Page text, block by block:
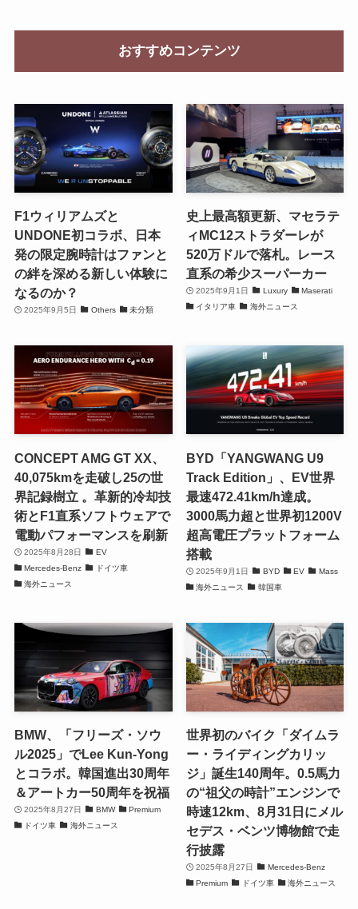
おすすめコンテンツ
F1ウィリアムズと
UNDONE初コラボ、日本
発の限定腕時計はファンと
の絆を深める新しい体験に
なるのか？
2025年9月5日 Others 未分類
史上最高額更新、マセラテ
ィMC12ストラダーレが
520万ドルで落札。レース
直系の希少スーパーカー
2025年9月1日 Luxury
Maserati
イタリア車
海外ニュース
CONCEPT AMG GT XX、
40,075kmを走破し25の世
界記録樹立 。革新的冷却技
術とF1直系ソフトウェアで
電動パフォーマンスを刷新
2025年8月28日
EV
Mercedes-Benz
ドイツ車
海外ニュース
BYD「YANGWANG U9
Track Edition」、EV世界
最速472.41km/h達成。
3000馬力超と世界初1200V
超高電圧プラットフォーム
搭載
2025年9月1日 BYD EV
Mass
海外ニュース
韓国車
BMW、「フリーズ・ソウ
ル2025」でLee Kun-Yong
とコラボ。韓国進出30周年
＆アートカー50周年を祝福
2025年8月27日 BMW
Premium
ドイツ車
海外ニュース
世界初のバイク「ダイムラ
ー・ライディングカリッ
ジ」誕生140周年。0.5馬力
の“祖父の時計”エンジンで
時速12km、8月31日にメル
セデス・ベンツ博物館で走
行披露
2025年8月27日
Mercedes-Benz
Premium
ドイツ車 海外ニュース